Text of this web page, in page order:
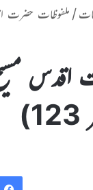
/ ملفوظات حضرت
مسیح